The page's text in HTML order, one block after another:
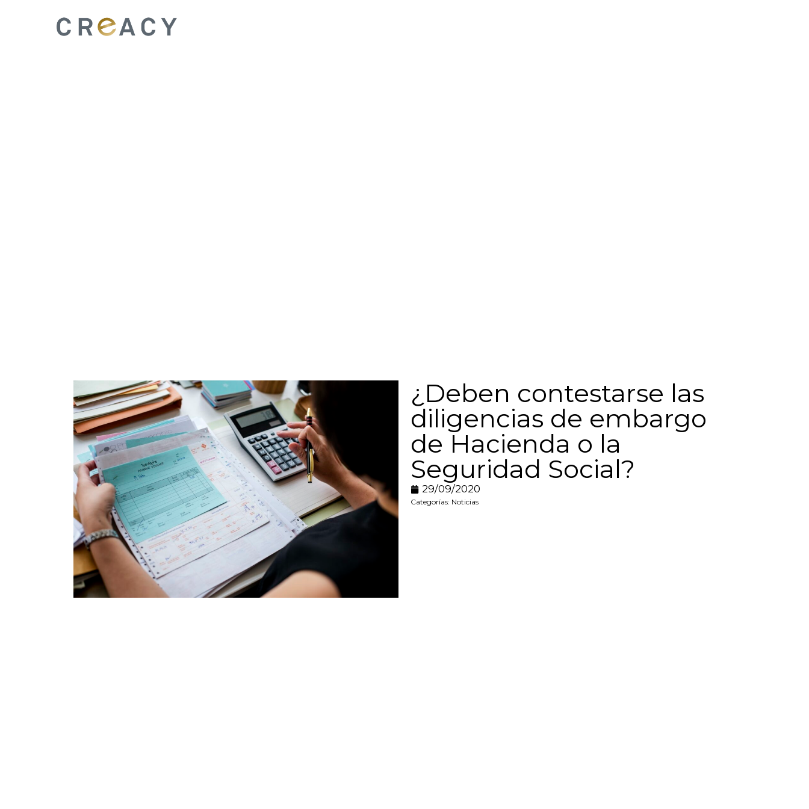
¿Deben contestarse las
diligencias de embargo
de Hacienda o la
Seguridad Social?
29/09/2020
Categorías: Noticias